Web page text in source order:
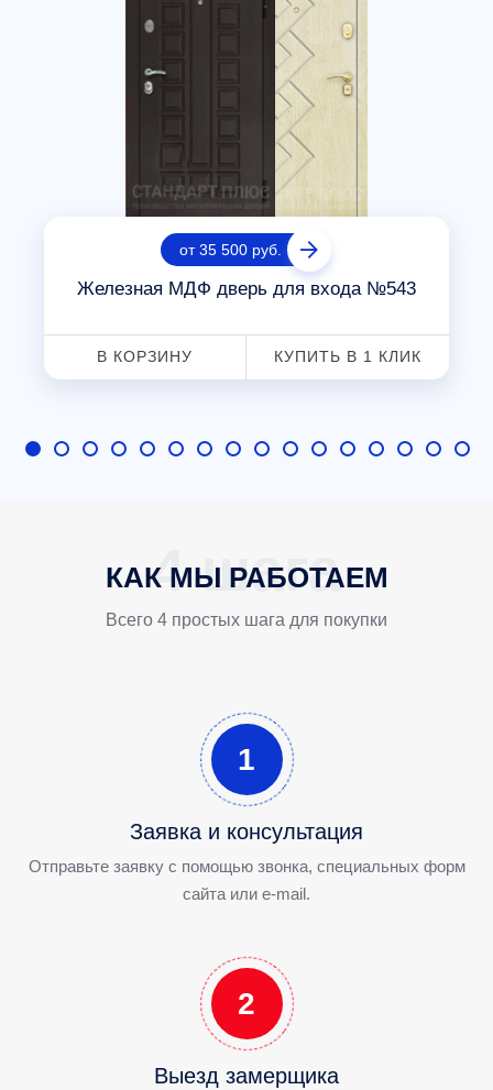
от 35 500 руб.
Железная МДФ дверь для входа №543
В КОРЗИНУ КУПИТЬ В 1 КЛИК
КАК МЫ РАБОТАЕМ
Всего 4 простых шага для покупки
1
Заявка и консультация
Отправьте заявку с помощью звонка, специальных форм
сайта или e-mail.
2
Выезд замерщика